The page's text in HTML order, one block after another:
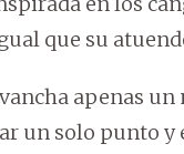
que su
apenas
un solo punto